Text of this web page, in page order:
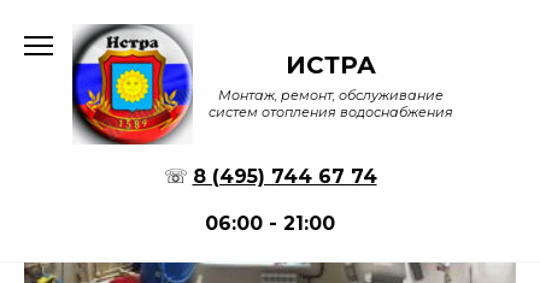
содержанию
ИСТРА
Монтаж, ремонт, обслуживание
систем отопления водоснабжения
☏ 8 (495) 744 67 74
06:00 - 21:00